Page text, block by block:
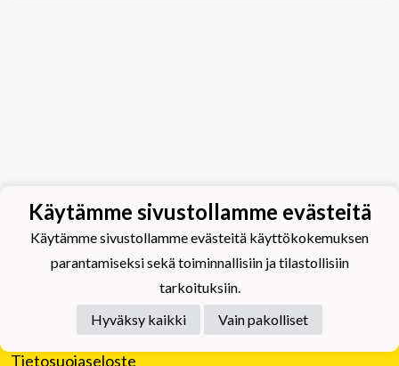
Tietosuojaseloste
Käytämme sivustollamme evästeitä
Käytämme sivustollamme evästeitä käyttökokemuksen
parantamiseksi sekä toiminnallisiin ja tilastollisiin
tarkoituksiin.
Hyväksy kaikki
Vain pakolliset